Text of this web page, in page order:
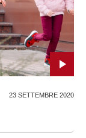
23 SETTEMBRE 2020